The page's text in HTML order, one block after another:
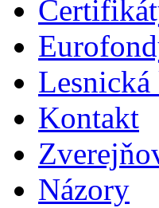
Kontakt
Názory